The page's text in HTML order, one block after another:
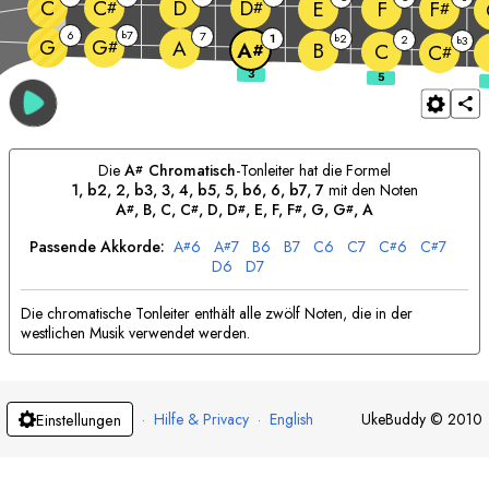
G 6 G#
b7 A 7
A# 1 B b2 C 2 C#
b3
C C# D D# E F F#
DieA# Chromatisch-Tonleiter hat die Formel
1, b2, 2, b3, 3, 4, b5, 5, b6, 6, b7, 7 mit den Noten
A#, B, C, C#, D, D#, E, F, F#, G, G#, A
Passende Akkorde: A#6 A#7 B6 B7 C6 C7 C#6 C#7
D6 D7
Die chromatische Tonleiter enthält alle zwölf Noten, die in der
westlichen Musik verwendet werden.
Einstellungen · Hilfe & Privacy · English UkeBuddy © 2010